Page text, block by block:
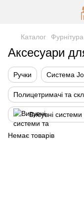
Каталог
Аксесуари
Ручки Система
Полицетримачі та
Висувні
Немає товарів